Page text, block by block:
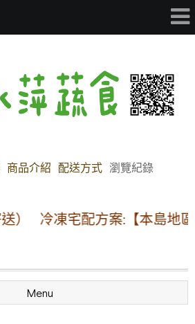
商品介紹 配送方式 瀏覽紀錄
冷凍宅配方案:【本島地區】
Menu